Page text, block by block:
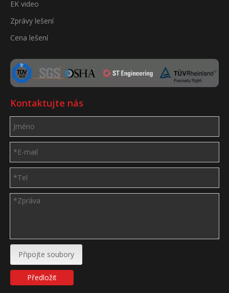
EK video
Zprávy lešení
Cena lešení
Kontaktujte nás
Připojte soubory
Předložit